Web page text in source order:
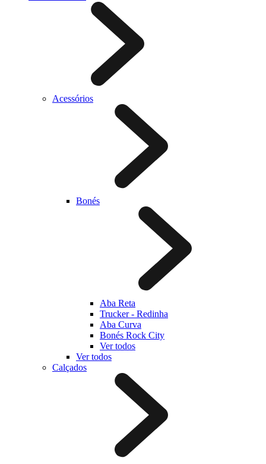
Acessórios
Bonés
Aba Reta
Trucker - Redinha
Aba Curva
Bonés Rock City
Ver todos
Ver todos
Calçados